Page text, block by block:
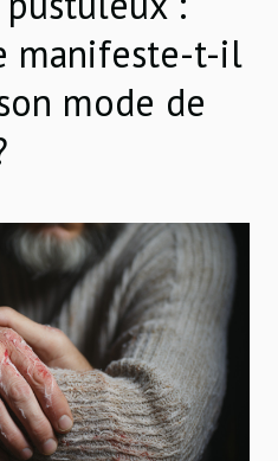
manifeste-t-il
mode de